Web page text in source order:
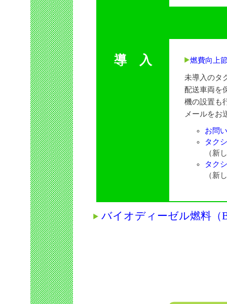
導 入 燃費向上
未導入のタ
配送車両を
機の設置も
メールをお
お問
タク
（新
タク
（新
バイオディーゼル燃料（